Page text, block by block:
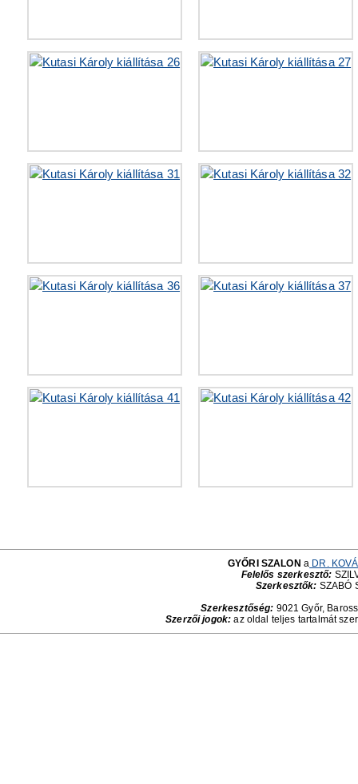
GYŐRI SZALON a DR.
Felelős szerkesztő:
Szerkesztők: SZABÓ
Szerkesztőség: 9021 Győr,
Szerzői jogok: az oldal teljes tartalmát